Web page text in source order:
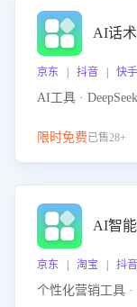
AI话
京东 | 抖音 | 快
AI工具 ·
限时免费已售28+
AI智
京东 | 淘宝 | 抖
个性化营销工具